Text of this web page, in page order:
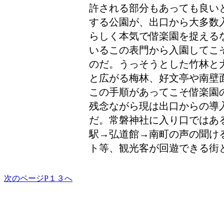
許される部分もあっても良
する公園が、出口から大多数
らしく本気で偕楽園を捉え
いるこの表門から入園して
のだ。うっそうとした竹林と
と広がる梅林、好文亭や南
この手順があってこそ偕楽
残念ながら現は出口からの導
だ。常磐神社に入り口では
駅→弘道館→南町の声の聞
ト等、観光客が回遊できる
次のページP１３へ